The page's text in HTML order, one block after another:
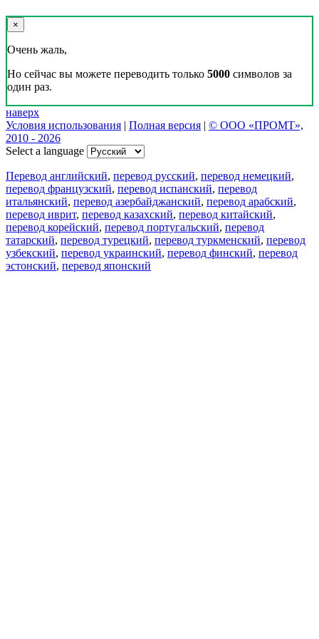
×
Очень жаль,
Но сейчас вы можете переводить только 5000 символов за
один раз.
наверх
Условия использования | Полная версия | © ООО «ПРОМТ»,
2010 - 2026
Select a language
Перевод английский, перевод русский, перевод немецкий,
перевод французский, перевод испанский, перевод
итальянский, перевод азербайджанский, перевод арабский,
перевод иврит, перевод казахский, перевод китайский,
перевод корейский, перевод португальский, перевод
татарский, перевод турецкий, перевод туркменский, перевод
узбекский, перевод украинский, перевод финский, перевод
эстонский, перевод японский